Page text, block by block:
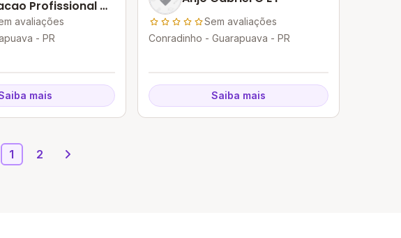
Profissional De
Senac
avaliações
- PR
mais
Sem avaliações
Conradinho - Guarapuava - PR
Saiba mais
1 2